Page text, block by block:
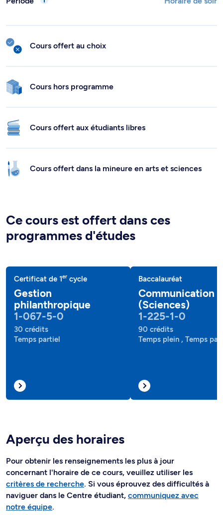
Cours offert au choix
Cours hors programme
Cours offert aux étudiants libres
Cours offert dans la mineure en arts et sciences
Ce cours est offert dans ces
programmes d'études
Certificat de 1er cycle
Gestion
philanthropique
1-067-5-0
30 crédits
Temps partiel
Baccalauréat
Communication
(Sciences)
1-225-1-0
90 crédits
Temps plein , Temps
Aperçu des horaires
Pour obtenir les renseignements les plus à jour
concernant l'horaire de ce cours, veuillez utiliser les
critères de recherche. Si vous éprouvez des difficultés à
naviguer dans le Centre étudiant, communiquez avec
notre équipe.